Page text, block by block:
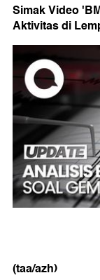
Simak Video
Aktivitas di
(taa/azh)